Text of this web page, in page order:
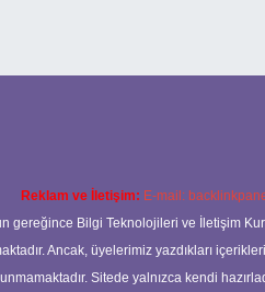
Reklam ve İletişim: E-mail:
gereğince Bilgi Teknolojileri ve İletişim
Ancak, üyelerimiz yazdıkları
Sitede yalnızca kendi